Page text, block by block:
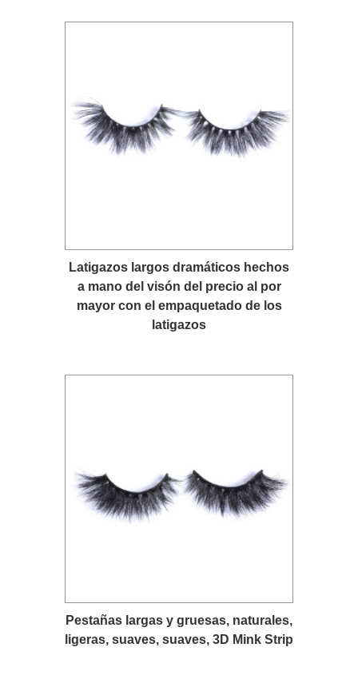
Latigazos largos dramáticos hechos
a mano del visón del precio al por
mayor con el empaquetado de los
latigazos
Pestañas largas y gruesas, naturales,
ligeras, suaves, suaves, 3D Mink Strip